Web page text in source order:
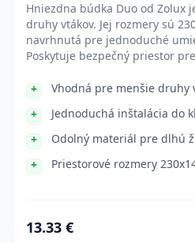
Hniezdna búdka Duo od Zolux
druhy vtákov. Jej rozmery sú
navrhnutá pre jednoduché
Poskytuje bezpečný priestor
Vhodná pre menšie druhy
Jednoduchá inštalácia do
Odolný materiál pre dlhú
Priestorové rozmery
13.33 €